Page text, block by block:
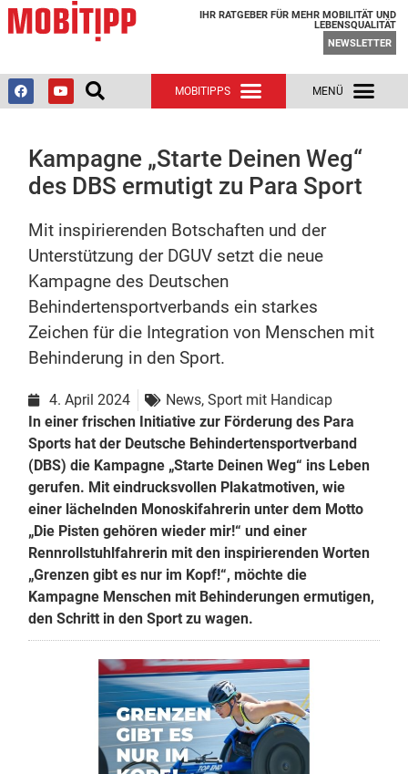
IHR RATGEBER FÜR MEHR MOBILITÄT UND
LEBENSQUALITÄT
NEWSLETTER
Kampagne „Starte Deinen Weg“
des DBS ermutigt zu Para Sport
Mit inspirierenden Botschaften und der
Unterstützung der DGUV setzt die neue
Kampagne des Deutschen
Behindertensportverbands ein starkes
Zeichen für die Integration von Menschen mit
Behinderung in den Sport.
4. April 2024 News,Sport mit Handicap
In einer frischen Initiative zur Förderung des Para
Sports hat der Deutsche Behindertensportverband
(DBS) die Kampagne „Starte Deinen Weg“ ins Leben
gerufen. Mit eindrucksvollen Plakatmotiven, wie
einer lächelnden Monoskifahrerin unter dem Motto
„Die Pisten gehören wieder mir!“ und einer
Rennrollstuhlfahrerin mit den inspirierenden Worten
„Grenzen gibt es nur im Kopf!“, möchte die
Kampagne Menschen mit Behinderungen ermutigen,
den Schritt in den Sport zu wagen.